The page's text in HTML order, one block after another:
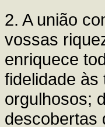
2. A união
vossas
enriquece
fidelidade
orgulhosos;
descobertas